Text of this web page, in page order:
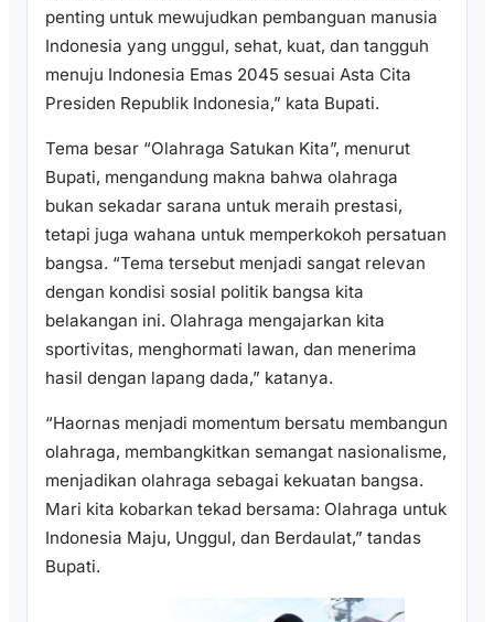
penting untuk mewujudkan pembanguan manusia
Indonesia yang unggul, sehat, kuat, dan tangguh
menuju Indonesia Emas 2045 sesuai Asta Cita
Presiden Republik Indonesia,” kata Bupati.
Tema besar “Olahraga Satukan Kita”, menurut
Bupati, mengandung makna bahwa olahraga
bukan sekadar sarana untuk meraih prestasi,
tetapi juga wahana untuk memperkokoh persatuan
bangsa. “Tema tersebut menjadi sangat relevan
dengan kondisi sosial politik bangsa kita
belakangan ini. Olahraga mengajarkan kita
sportivitas, menghormati lawan, dan menerima
hasil dengan lapang dada,” katanya.
“Haornas menjadi momentum bersatu membangun
olahraga, membangkitkan semangat nasionalisme,
menjadikan olahraga sebagai kekuatan bangsa.
Mari kita kobarkan tekad bersama: Olahraga untuk
Indonesia Maju, Unggul, dan Berdaulat,” tandas
Bupati.